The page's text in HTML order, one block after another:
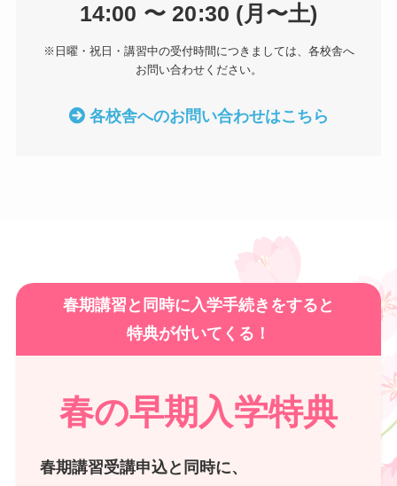
14:00 〜 20:30 (月〜土)
※日曜・祝日・講習中の受付時間につきましては、各校舎へ
お問い合わせください。
各校舎へのお問い合わせはこちら
春期講習と同時に入学手続きをすると
特典が付いてくる！
春の早期入学特典
春期講習受講申込と同時に、